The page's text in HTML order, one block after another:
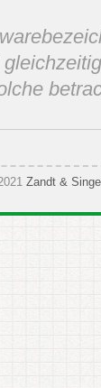
Zandt &